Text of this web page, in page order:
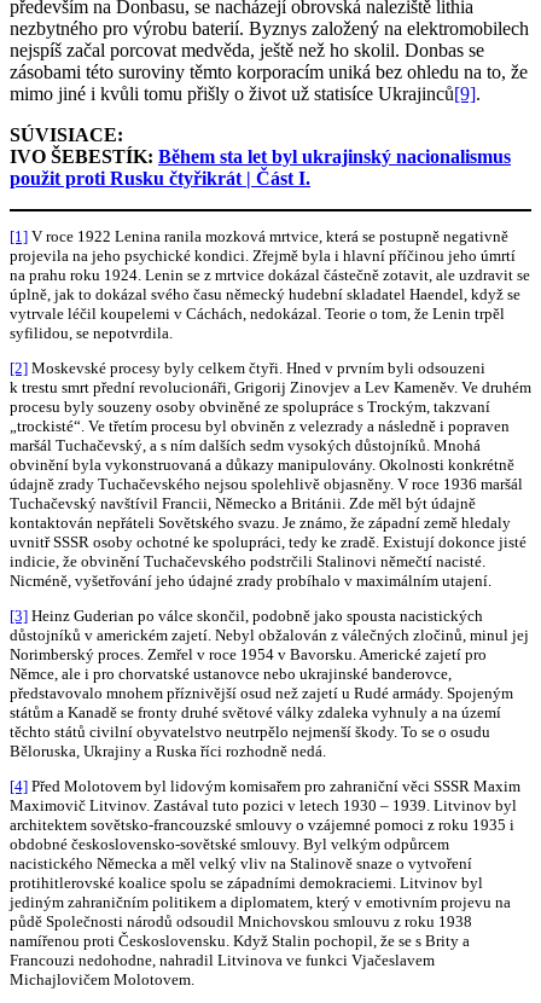
především na Donbasu, se nacházejí obrovská naleziště lithia
nezbytného pro výrobu baterií. Byznys založený na elektromobilech
nejspíš začal porcovat medvěda, ještě než ho skolil. Donbas se
zásobami této suroviny těmto korporacím uniká bez ohledu na to, že
mimo jiné i kvůli tomu přišly o život už statisíce Ukrajinců[9].
SÚVISIACE:
IVO ŠEBESTÍK: Během sta let byl ukrajinský nacionalismus
použit proti Rusku čtyřikrát | Část I.
[1] V roce 1922 Lenina ranila mozková mrtvice, která se postupně negativně
projevila na jeho psychické kondici. Zřejmě byla i hlavní příčinou jeho úmrtí
na prahu roku 1924. Lenin se z mrtvice dokázal částečně zotavit, ale uzdravit se
úplně, jak to dokázal svého času německý hudební skladatel Haendel, když se
vytrvale léčil koupelemi v Cáchách, nedokázal. Teorie o tom, že Lenin trpěl
syfilidou, se nepotvrdila.
[2] Moskevské procesy byly celkem čtyři. Hned v prvním byli odsouzeni
k trestu smrt přední revolucionáři, Grigorij Zinovjev a Lev Kameněv. Ve druhém
procesu byly souzeny osoby obviněné ze spolupráce s Trockým, takzvaní
„trockisté“. Ve třetím procesu byl obviněn z velezrady a následně i popraven
maršál Tuchačevský, a s ním dalších sedm vysokých důstojníků. Mnohá
obvinění byla vykonstruovaná a důkazy manipulovány. Okolnosti konkrétně
údajně zrady Tuchačevského nejsou spolehlivě objasněny. V roce 1936 maršál
Tuchačevský navštívil Francii, Německo a Británii. Zde měl být údajně
kontaktován nepřáteli Sovětského svazu. Je známo, že západní země hledaly
uvnitř SSSR osoby ochotné ke spolupráci, tedy ke zradě. Existují dokonce jisté
indicie, že obvinění Tuchačevského podstrčili Stalinovi němečtí nacisté.
Nicméně, vyšetřování jeho údajné zrady probíhalo v maximálním utajení.
[3] Heinz Guderian po válce skončil, podobně jako spousta nacistických
důstojníků v americkém zajetí. Nebyl obžalován z válečných zločinů, minul jej
Norimberský proces. Zemřel v roce 1954 v Bavorsku. Americké zajetí pro
Němce, ale i pro chorvatské ustanovce nebo ukrajinské banderovce,
představovalo mnohem příznivější osud než zajetí u Rudé armády. Spojeným
státům a Kanadě se fronty druhé světové války zdaleka vyhnuly a na území
těchto států civilní obyvatelstvo neutrpělo nejmenší škody. To se o osudu
Běloruska, Ukrajiny a Ruska říci rozhodně nedá.
[4] Před Molotovem byl lidovým komisařem pro zahraniční věci SSSR Maxim
Maximovič Litvinov. Zastával tuto pozici v letech 1930 – 1939. Litvinov byl
architektem sovětsko-francouzské smlouvy o vzájemné pomoci z roku 1935 i
obdobné československo-sovětské smlouvy. Byl velkým odpůrcem
nacistického Německa a měl velký vliv na Stalinově snaze o vytvoření
protihitlerovské koalice spolu se západními demokraciemi. Litvinov byl
jediným zahraničním politikem a diplomatem, který v emotivním projevu na
půdě Společnosti národů odsoudil Mnichovskou smlouvu z roku 1938
namířenou proti Československu. Když Stalin pochopil, že se s Brity a
Francouzi nedohodne, nahradil Litvinova ve funkci Vjačeslavem
Michajlovičem Molotovem.